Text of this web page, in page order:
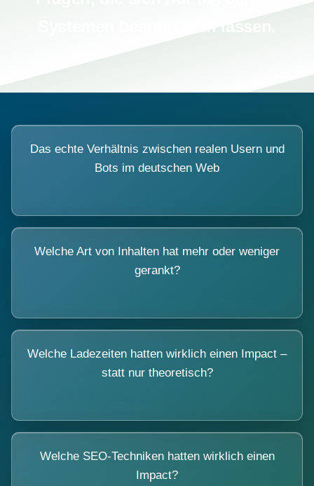
Das echte Verhältnis zwischen realen Usern und
Bots im deutschen Web
Welche Art von Inhalten hat mehr oder weniger
gerankt?
Welche Ladezeiten hatten wirklich einen Impact –
statt nur theoretisch?
Welche SEO-Techniken hatten wirklich einen
Impact?